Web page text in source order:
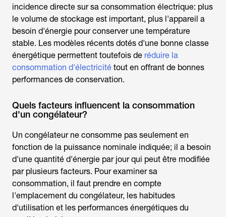
incidence directe sur sa consommation électrique: plus
le volume de stockage est important, plus l'appareil a
besoin d'énergie pour conserver une température
stable. Les modèles récents dotés d'une bonne classe
énergétique permettent toutefois de réduire la
consommation d'électricité tout en offrant de bonnes
performances de conservation.
Quels facteurs influencent la consommation
d'un congélateur?
Un congélateur ne consomme pas seulement en
fonction de la puissance nominale indiquée; il a besoin
d'une quantité d'énergie par jour qui peut être modifiée
par plusieurs facteurs. Pour examiner sa
consommation, il faut prendre en compte
l'emplacement du congélateur, les habitudes
d'utilisation et les performances énergétiques du